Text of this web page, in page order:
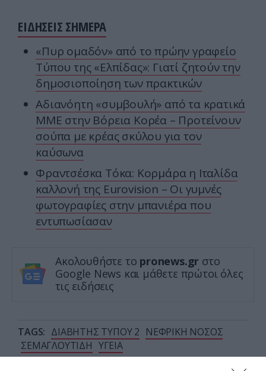
ΕΙΔΗΣΕΙΣ ΣΗΜΕΡΑ
«Πυρ ομαδόν» από το πρώην γραφείο
Τύπου της «Ελπίδας»: Γιατί ζητούν την
δημοσιοποίηση των πρακτικών
Αδιανόητη «συμβουλή» από τα κρατικά
ΜΜΕ στην Βόρεια Κορέα – Προτείνουν
σούπα με κρέας σκύλου για τον
καύσωνα
Φραντσέσκα Τόκα: Κορμάρα η Ιταλίδα
καλλονή της Eurovision – Οι γυμνές
φωτογραφίες στην μπανιέρα που
εντυπωσίασαν
Ακολουθήστε το pronews.gr στο
Google News και μάθετε πρώτοι όλες
τις ειδήσεις
TAGS: ΔΙΑΒΗΤΗΣ ΤΥΠΟΥ 2 ΝΕΦΡΙΚΗ ΝΟΣΟΣ
ΣΕΜΑΓΛΟΥΤΙΔΗ ΥΓΕΙΑ